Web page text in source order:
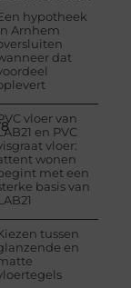
hypotheek
Arnhem
dat
vloer van
en PVC
vloer:
wonen
met een
basis van
tussen
en